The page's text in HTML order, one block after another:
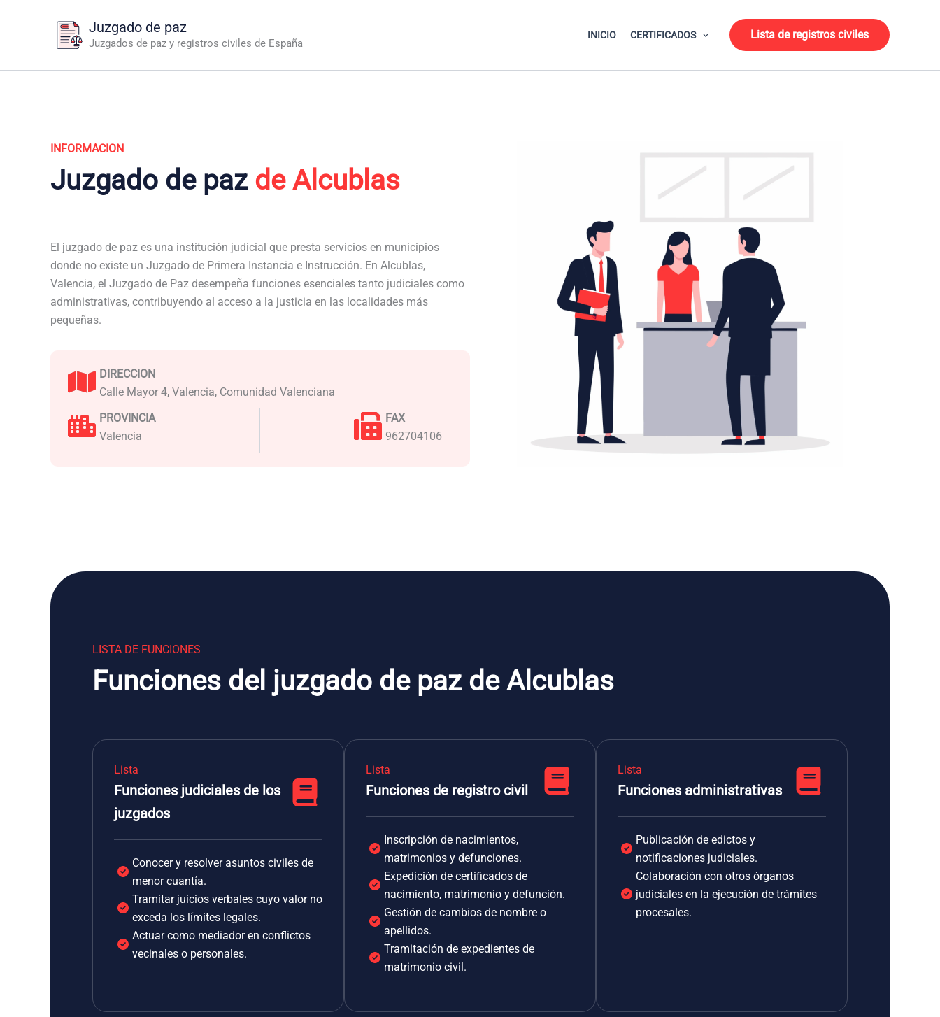
Juzgado de paz
Juzgados de paz y registros civiles de España
INICIO CERTIFICADOS Lista de registros civiles
INFORMACION
Juzgado de paz de Alcublas
El juzgado de paz es una institución judicial que presta servicios en municipios
donde no existe un Juzgado de Primera Instancia e Instrucción. En Alcublas,
Valencia, el Juzgado de Paz desempeña funciones esenciales tanto judiciales como
administrativas, contribuyendo al acceso a la justicia en las localidades más
pequeñas.
DIRECCION
Calle Mayor 4, Valencia, Comunidad Valenciana
PROVINCIA
Valencia
FAX
962704106
LISTA DE FUNCIONES
Funciones del juzgado de paz de Alcublas
Lista
Funciones judiciales de los
juzgados
Conocer y resolver asuntos civiles de
menor cuantía.
Tramitar juicios verbales cuyo valor no
exceda los límites legales.
Actuar como mediador en conflictos
vecinales o personales.
Lista
Funciones de registro civil
Inscripción de nacimientos,
matrimonios y defunciones.
Expedición de certificados de
nacimiento, matrimonio y defunción.
Gestión de cambios de nombre o
apellidos.
Tramitación de expedientes de
matrimonio civil.
Lista
Funciones administrativas
Publicación de edictos y
notificaciones judiciales.
Colaboración con otros órganos
judiciales en la ejecución de trámites
procesales.